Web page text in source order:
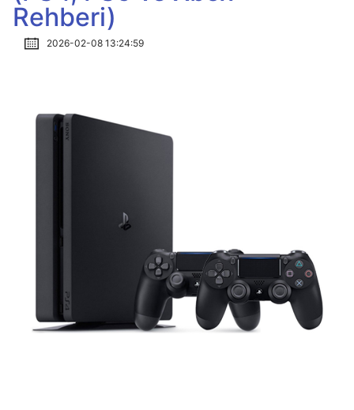
Rehberi)
2026-02-08 13:24:59